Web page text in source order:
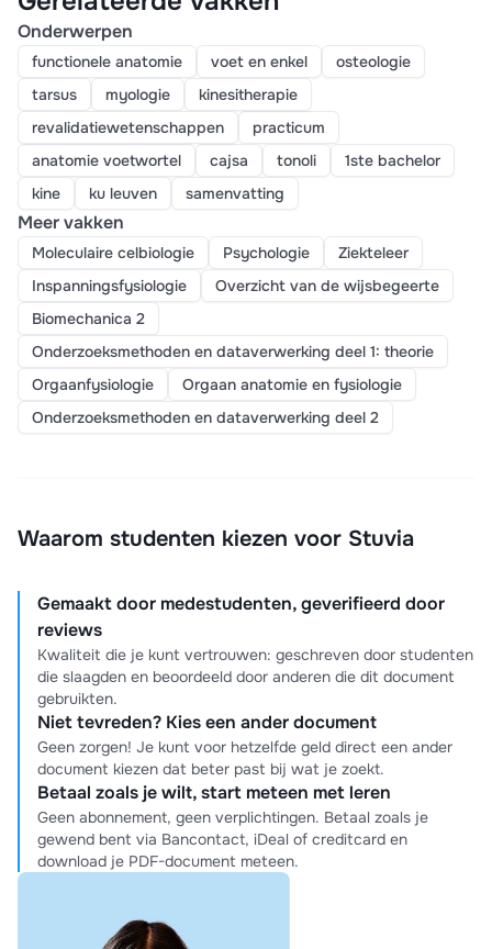
Onderwerpen
functionele anatomie voet en enkel
osteologie
tarsus
myologie
kinesitherapie
revalidatiewetenschappen
practicum
anatomie voetwortel
cajsa tonoli
1ste bachelor
kine
ku leuven samenvatting
Meer vakken
Moleculaire celbiologie Psychologie
Ziekteleer
Inspanningsfysiologie
Overzicht van de wijsbegeerte
Biomechanica 2
Onderzoeksmethoden en dataverwerking deel 1: theorie
Orgaanfysiologie
Orgaan anatomie en fysiologie
Onderzoeksmethoden en dataverwerking deel 2
Waarom studenten kiezen voor Stuvia
Gemaakt door medestudenten, geverifieerd door
reviews
Kwaliteit die je kunt vertrouwen: geschreven door studenten
die slaagden en beoordeeld door anderen die dit document
gebruikten.
Niet tevreden? Kies een ander document
Geen zorgen! Je kunt voor hetzelfde geld direct een ander
document kiezen dat beter past bij wat je zoekt.
Betaal zoals je wilt, start meteen met leren
Geen abonnement, geen verplichtingen. Betaal zoals je
gewend bent via Bancontact, iDeal of creditcard en
download je PDF-document meteen.